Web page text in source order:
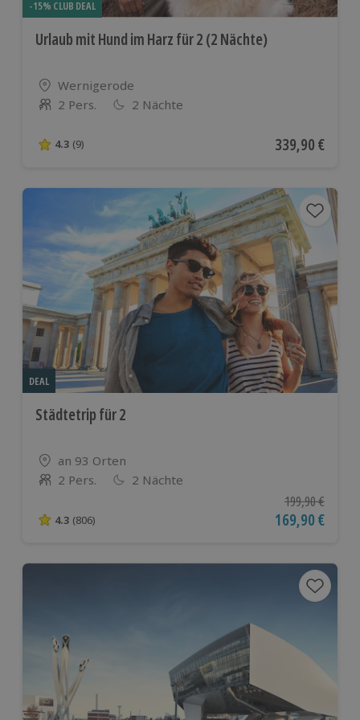
-15% CLUB DEAL
Urlaub mit Hund im Harz für 2 (2 Nächte)
Standort
Wernigerode
Anzahl der Teilnehmer
2 Pers. 2 Nächte
4.3 von 5 Sternen basierend auf 9 Bewertungen
4.3 (9) Aktueller Preis
339,90 €
DEAL
Städtetrip für 2
Standort
an 93 Orten
Anzahl der Teilnehmer
2 Pers. 2 Nächte
4.3 von 5 Sternen basierend auf 806 Bewertungen
4.3 (806)
Ursprünglicher
199,90 €
Aktueller Preis
169,90 €